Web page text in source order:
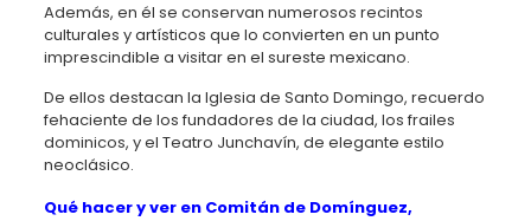
Además, en él se conservan numerosos recintos
culturales y artísticos que lo convierten en un punto
imprescindible a visitar en el sureste mexicano.
De ellos destacan la Iglesia de Santo Domingo, recuerdo
fehaciente de los fundadores de la ciudad, los frailes
dominicos, y el Teatro Junchavín, de elegante estilo
neoclásico.
Qué hacer y ver en Comitán de Domínguez,